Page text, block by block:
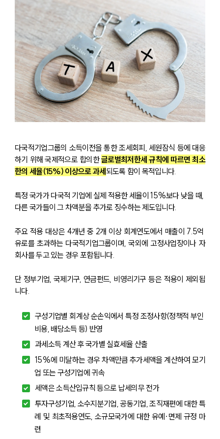
다국적기업그룹의 소득이전을 통한 조세회피, 세원잠식 등에 대응
하기 위해 국제적으로 합의한 글로벌최저한세 규칙에 따르면 최소
한의 세율(15%) 이상으로 과세되도록 함이 목적입니다.
특정 국가가 다국적 기업에 실제 적용한 세율이 15%보다 낮을 때,
다른 국가들이 그 차액분을 추가로 징수하는 제도입니다.
주요 적용 대상은 4개년 중 2개 이상 회계연도에서 매출이 7.5억
유로를 초과하는 다국적기업그룹이며, 국외에 고정사업장이나 자
회사를 두고 있는 경우 포함됩니다.
단 정부기업, 국제기구, 연금펀드, 비영리기구 등은 적용이 제외됩
니다.
구성기업별 회계상 순손익에서 특정 조정사항(정책적 부인
비용, 배당소득 등) 반영
과세소득 계산 후 국가별 실효세율 산출
15%에 미달하는 경우 차액만큼 추가세액을 계산하여 모기
업 또는 구성기업에 귀속
세액은 소득산입규칙 등으로 납세의무 전가
투자구성기업, 소수지분기업, 공동기업, 조직재편에 대한 특
례 및 최초적용연도, 소규모국가에 대한 유예·면제 규정 마
련